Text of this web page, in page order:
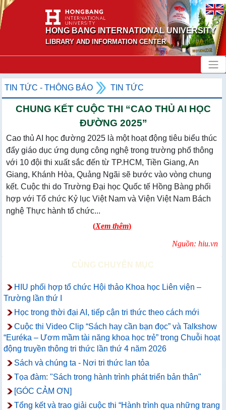
HONG BANG INTERNATIONAL UNIVERSITY
LIBRARY AND INFORMATION CENTER
TIN TỨC - THÔNG BÁO TIN TỨC
CHUNG KẾT CUỘC THI “CAO THỦ AI HỌC
ĐƯỜNG 2025”
Cao thủ AI học đường 2025 là một hoạt động tiêu biểu thúc
đẩy giáo dục ứng dụng công nghệ trong trường phổ thông
với 10 đội thi xuất sắc đến từ TP.HCM, Tiền Giang, An
Giang, Khánh Hòa, Quảng Ngãi sẽ bước vào vòng chung
kết. Cuộc thi do Trường Đại học Quốc tế Hồng Bàng phối
hợp với Tổ chức Kỷ lục Việt Nam và Viện Việt Nam Bách
nghệ Thực hành tổ chức...
(Xem thêm)
Nguồn: hiu.vn
CÙNG CHUYÊN MỤC
HIU phối hợp tổ chức Hội thảo Khoa học Liên viện –
Trường lần thứ I
Học trong thời đại AI, tiếp cận tri thức theo cách mới
Cuộc thi Video Clip “Sách hay cần bạn đọc” và Talkshow
“Euréka – Ươm mầm tài năng khoa học trẻ” trong Chuỗi hoạt
động truyền thông tri thức lần thứ 4 năm 2026
Sách và chúng ta - Nơi tri thức lan tỏa
Tọa đàm: "Sách trong hành trình phát triển bản thân"
[GÓC CẢM ƠN]
Tổng kết và trao giải cuộc thi “Hành trình qua những trang